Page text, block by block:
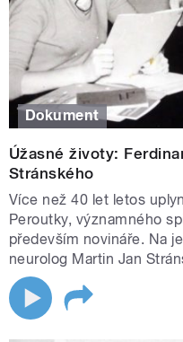
Dokument
Úžasné životy:
Stránského
Více než 40 let letos
Peroutky, významného
především novináře. Na
neurolog Martin Jan